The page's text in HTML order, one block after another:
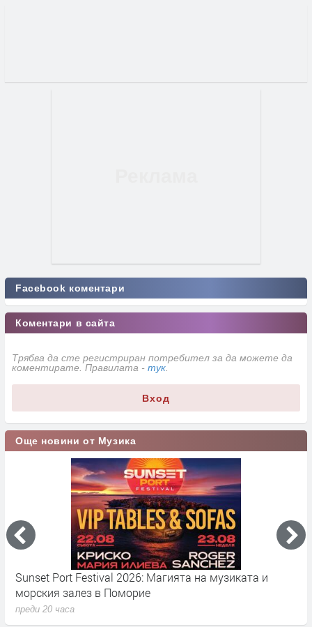
Facebook коментари
Коментари в сайта
Трябва да сте регистриран потребител за да можете да
коментирате. Правилата - тук
Вход
Още новини от Музика
Sunset Port Festival 2026: Магията на музиката и
морския залез в Поморие
преди 20 часа